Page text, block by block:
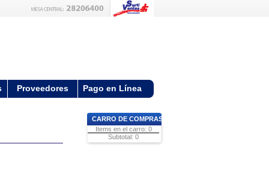
Proveedores Pago en Línea
CARRO DE COMPRAS
Items en el carro: 0
Subtotal: 0